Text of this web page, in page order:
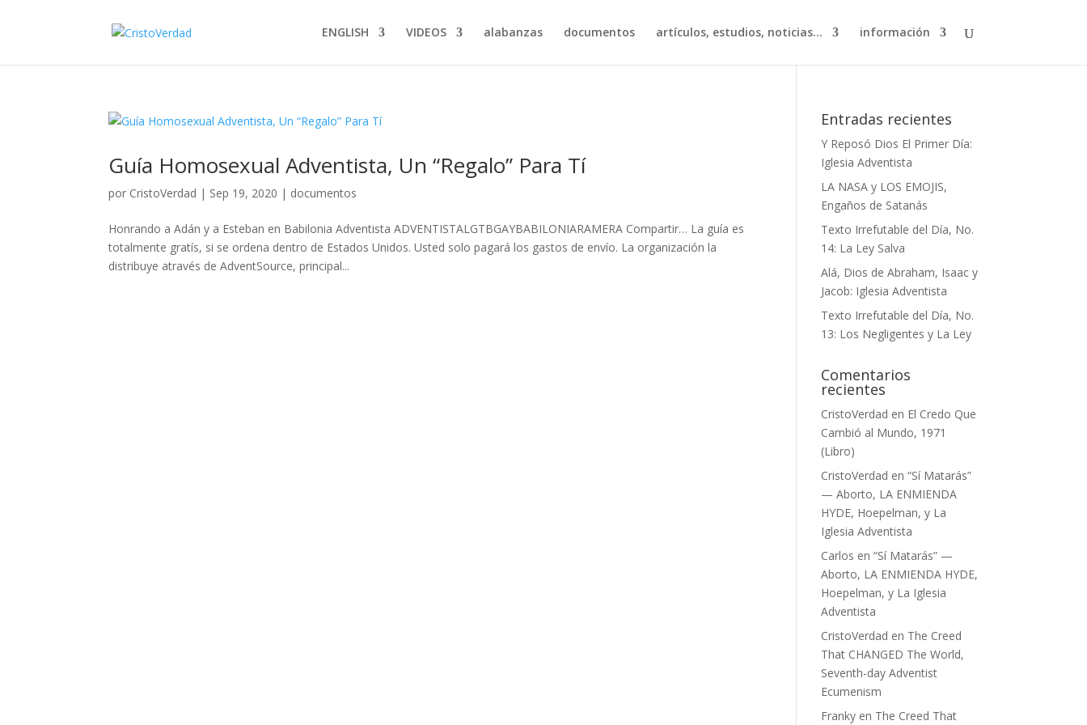
ENGLISH VIDEOS alabanzas documentos artículos, estudios, noticias… información
Guía Homosexual Adventista, Un “Regalo” Para Tí
por CristoVerdad | Sep 19, 2020 | documentos
Honrando a Adán y a Esteban en Babilonia Adventista ADVENTISTALGTBGAYBABILONIARAMERA Compartir… La guía es
totalmente gratís, si se ordena dentro de Estados Unidos. Usted solo pagará los gastos de envío. La organización la
distribuye através de AdventSource, principal...
Entradas recientes
Y Reposó Dios El Primer Día:
Iglesia Adventista
LA NASA y LOS EMOJIS,
Engaños de Satanás
Texto Irrefutable del Día, No.
14: La Ley Salva
Alá, Dios de Abraham, Isaac y
Jacob: Iglesia Adventista
Texto Irrefutable del Día, No.
13: Los Negligentes y La Ley
Comentarios
recientes
CristoVerdad en El Credo Que
Cambió al Mundo, 1971
(Libro)
CristoVerdad en“Sí Matarás”
— Aborto, LA ENMIENDA
HYDE, Hoepelman, y La
Iglesia Adventista
Carlos en“Sí Matarás” —
Aborto, LA ENMIENDA HYDE,
Hoepelman, y La Iglesia
Adventista
CristoVerdad en The Creed
That CHANGED The World,
Seventh-day Adventist
Ecumenism
Franky en The Creed That